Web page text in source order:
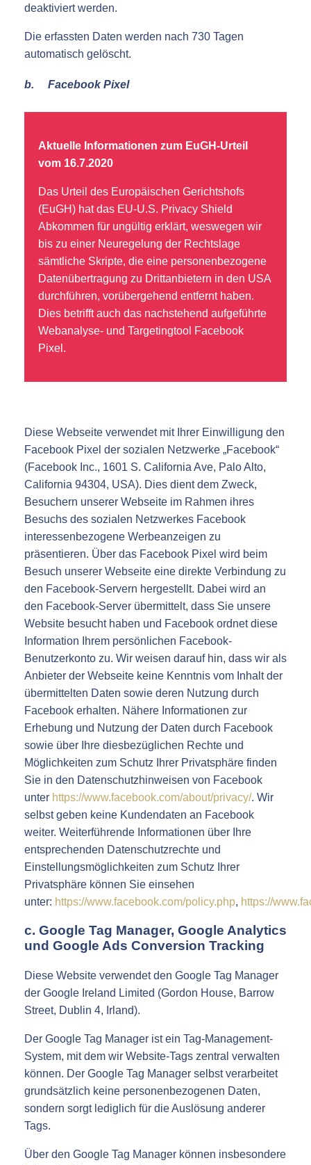
deaktiviert werden.
Die erfassten Daten werden nach 730 Tagen
automatisch gelöscht.
b. Facebook Pixel
Aktuelle Informationen zum EuGH-Urteil
vom 16.7.2020
Das Urteil des Europäischen Gerichtshofs
(EuGH) hat das EU-U.S. Privacy Shield
Abkommen für ungültig erklärt, weswegen wir
bis zu einer Neuregelung der Rechtslage
sämtliche Skripte, die eine personenbezogene
Datenübertragung zu Drittanbietern in den USA
durchführen, vorübergehend entfernt haben.
Dies betrifft auch das nachstehend aufgeführte
Webanalyse- und Targetingtool Facebook
Pixel.
Diese Webseite verwendet mit Ihrer Einwilligung den
Facebook Pixel der sozialen Netzwerke „Facebook“
(Facebook Inc., 1601 S. California Ave, Palo Alto,
California 94304, USA). Dies dient dem Zweck,
Besuchern unserer Webseite im Rahmen ihres
Besuchs des sozialen Netzwerkes Facebook
interessenbezogene Werbeanzeigen zu
präsentieren. Über das Facebook Pixel wird beim
Besuch unserer Webseite eine direkte Verbindung zu
den Facebook-Servern hergestellt. Dabei wird an
den Facebook-Server übermittelt, dass Sie unsere
Website besucht haben und Facebook ordnet diese
Information Ihrem persönlichen Facebook-
Benutzerkonto zu. Wir weisen darauf hin, dass wir als
Anbieter der Webseite keine Kenntnis vom Inhalt der
übermittelten Daten sowie deren Nutzung durch
Facebook erhalten. Nähere Informationen zur
Erhebung und Nutzung der Daten durch Facebook
sowie über Ihre diesbezüglichen Rechte und
Möglichkeiten zum Schutz Ihrer Privatsphäre finden
Sie in den Datenschutzhinweisen von Facebook
unter https://www.facebook.com/about/privacy/. Wir
selbst geben keine Kundendaten an Facebook
weiter. Weiterführende Informationen über Ihre
entsprechenden Datenschutzrechte und
Einstellungsmöglichkeiten zum Schutz Ihrer
Privatsphäre können Sie einsehen
unter: https://www.facebook.com/policy.php, https://
c. Google Tag Manager, Google Analytics
und Google Ads Conversion Tracking
Diese Website verwendet den Google Tag Manager
der Google Ireland Limited (Gordon House, Barrow
Street, Dublin 4, Irland).
Der Google Tag Manager ist ein Tag-Management-
System, mit dem wir Website-Tags zentral verwalten
können. Der Google Tag Manager selbst verarbeitet
grundsätzlich keine personenbezogenen Daten,
sondern sorgt lediglich für die Auslösung anderer
Tags.
Über den Google Tag Manager können insbesondere